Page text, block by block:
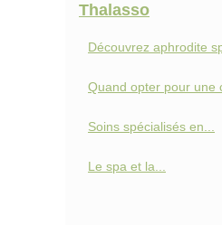
Thalasso
Découvrez aphrodite
Quand opter pour une
Soins spécialisés en...
Le spa et la...